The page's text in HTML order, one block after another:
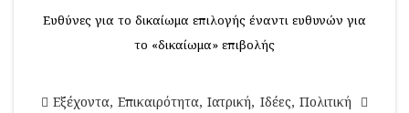
Ευθύνες για το δικαίωμα επιλογής έναντι ευθυνών για
το «δικαίωμα» επιβολής
Εξέχοντα,Επικαιρότητα,Ιατρική, Ιδέες, Πολιτική